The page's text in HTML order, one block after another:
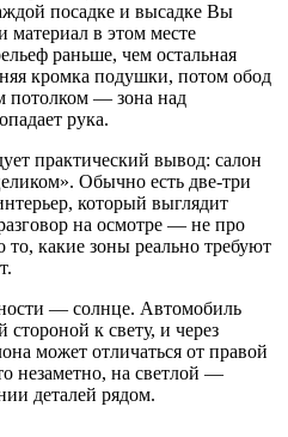
посадке и высадке Вы
материал в этом месте
раньше, чем остальная
кромка подушки, потом обод
потолком — зона над
рука.
практический вывод: салон
Обычно есть две-три
который выглядит
на осмотре — не про
то, какие зоны реально требуют
— солнце. Автомобиль
стороной к свету, и через
может отличаться от правой
незаметно, на светлой —
деталей рядом.